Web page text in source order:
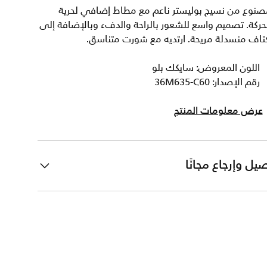
من نسيج بوليستر ناعم مع مطاط إضافي لحرية
تصميم واسع للشعور بالراحة والدفء وبالإضافة إلى
منسدلة مريحة. ارتديه مع شورت متناسق.
اللون المعروض: سايكك بلو
رقم الإصدار: 36M635-C60
عرض معلومات المنتج
وإرجاع مجانًا